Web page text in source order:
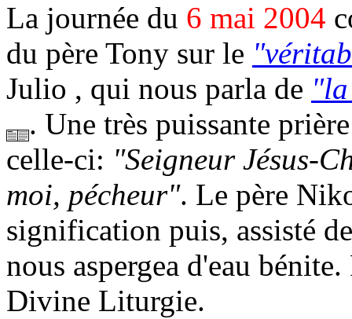
La journée du 6 mai 2004
du père Tony sur le
Julio , qui nous parla de
. Une très puissante
celle-ci: "Seigneur Jésus-
moi, pécheur". Le père
signification puis, assisté
nous aspergea d'eau
Divine Liturgie.